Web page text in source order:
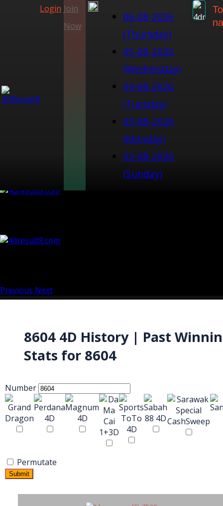
Login Join
Now
06-08-2026
(Thursday)
05-08-2026
(Wednesday)
04-08-2026
(Tuesday)
03-08-2026
(Monday)
02-08-2026
(Sunday)
Previous Next
8604 4D History | Past
Stats for 8604
Number
Permutate
Submit